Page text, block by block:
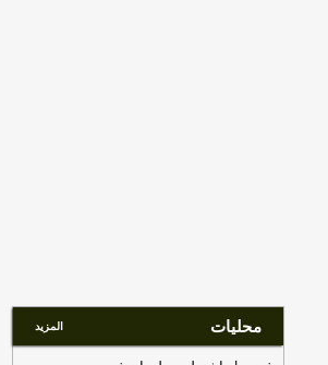
22:25
بعد توقف 5 أشهر.. الخطوط
محليات المزيد